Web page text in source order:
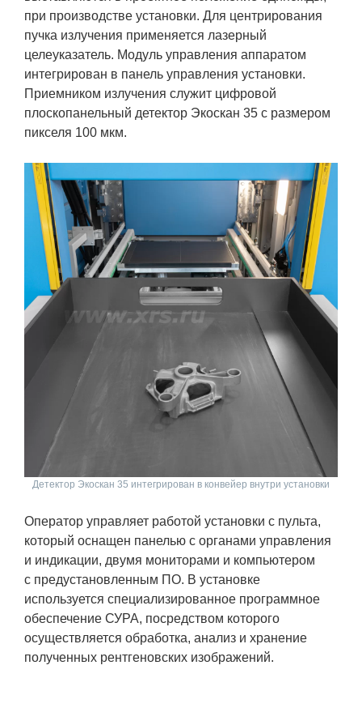
при производстве установки. Для центрирования
пучка излучения применяется лазерный
целеуказатель. Модуль управления аппаратом
интегрирован в панель управления установки.
Приемником излучения служит цифровой
плоскопанельный детектор Экоскан 35 с размером
пикселя 100 мкм.
Детектор Экоскан 35 интегрирован в конвейер внутри установки
Оператор управляет работой установки с пульта,
который оснащен панелью с органами управления
и индикации, двумя мониторами и компьютером
с предустановленным ПО. В установке
используется специализированное программное
обеспечение СУРА, посредством которого
осуществляется обработка, анализ и хранение
полученных рентгеновских изображений.